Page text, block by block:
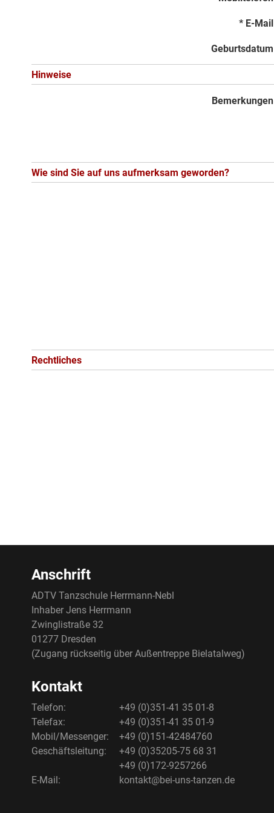
* E-Mail
Geburtsdatum
Hinweise
Bemerkungen
Wie sind Sie auf uns aufmerksam geworden?
Rechtliches
Anschrift
ADTV Tanzschule Herrmann-Nebl
Inhaber Jens Herrmann
Zwinglistraße 32
01277 Dresden
(Zugang rückseitig über Außentreppe Bielatalweg)
Kontakt
Telefon:
+49 (0)351-41 35 01-8
Telefax:
+49 (0)351-41 35 01-9
Mobil/Messenger:
+49 (0)151-42484760
Geschäftsleitung:
+49 (0)35205-75 68 31
+49 (0)172-9257266
E-Mail:
kontakt@bei-uns-tanzen.de